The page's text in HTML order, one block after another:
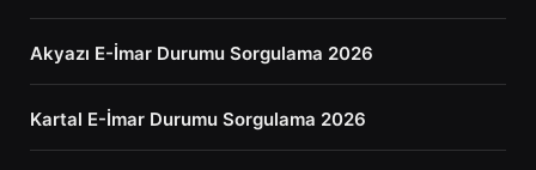
Akyazı E-İmar Durumu Sorgulama 2026
Kartal E-İmar Durumu Sorgulama 2026